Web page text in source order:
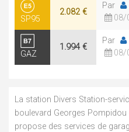
SP95
2.082 €
Par
08/
GAZ
1.994 €
Par
08/
La station Divers Station-
boulevard Georges
propose des services de